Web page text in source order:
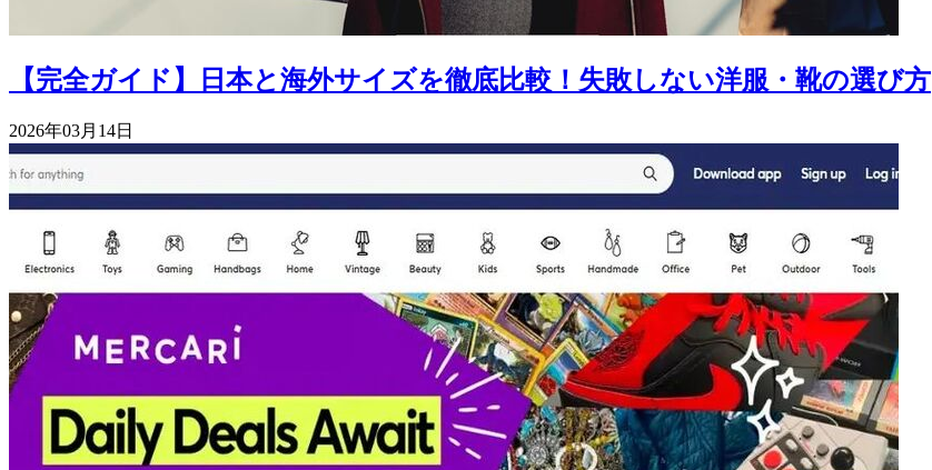
【完全ガイド】日本と海外サイズを徹底比較！失敗しない洋服・靴の選び方
2026年03月14日